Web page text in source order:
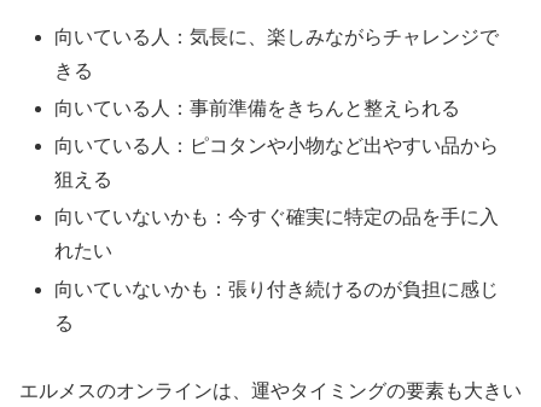
向いている人：気長に、楽しみながらチャレンジで
きる
向いている人：事前準備をきちんと整えられる
向いている人：ピコタンや小物など出やすい品から
狙える
向いていないかも：今すぐ確実に特定の品を手に入
れたい
向いていないかも：張り付き続けるのが負担に感じ
る
エルメスのオンラインは、運やタイミングの要素も大きい